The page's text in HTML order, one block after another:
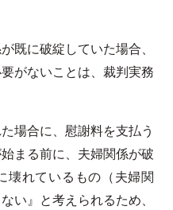
既に破綻していた場合、
がないことは、裁判実務
場合に、慰謝料を支払う
まる前に、夫婦関係が破
壊れているもの（夫婦関
い』と考えられるため、